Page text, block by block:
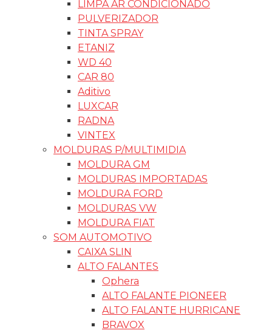
LIMPA AR CONDICIONADO
PULVERIZADOR
TINTA SPRAY
ETANIZ
WD 40
CAR 80
Aditivo
LUXCAR
RADNA
VINTEX
MOLDURAS P/MULTIMIDIA
MOLDURA GM
MOLDURAS IMPORTADAS
MOLDURA FORD
MOLDURAS VW
MOLDURA FIAT
SOM AUTOMOTIVO
CAIXA SLIN
ALTO FALANTES
Ophera
ALTO FALANTE PIONEER
ALTO FALANTE HURRICANE
BRAVOX